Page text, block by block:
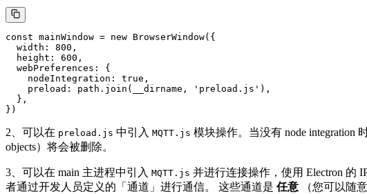
const mainWindow = new BrowserWindow({
  width: 800,
  height: 600,
  webPreferences: {
    nodeIntegration: true,
    preload: path.join(__dirname, 'preload.js'),
  },
2、可以在 preload.js 中引入 MQTT.js 模块操作。当没有 node integration
objects）将会被删除。
3、可以在 main 主进程中引入 MQTT.js 并进行连接操作，使用 Electron 的
者通过开发人员定义的「通道」进行通信。 这些通道是 任意 （您可以随